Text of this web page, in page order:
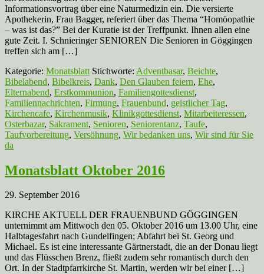
Informationsvortrag über eine Naturmedizin ein. Die versierte
Apothekerin, Frau Bagger, referiert über das Thema “Homöopathie
– was ist das?” Bei der Kuratie ist der Treffpunkt. Ihnen allen eine
gute Zeit. I. Schnieringer SENIOREN Die Senioren in Göggingen
treffen sich am […]
Kategorie: Monatsblatt Stichworte: Adventbasar, Beichte,
Bibelabend, Bibelkreis, Dank, Den Glauben feiern, Ehe,
Elternabend, Erstkommunion, Familiengottesdienst,
Familiennachrichten, Firmung, Frauenbund, geistlicher Tag,
Kirchencafe, Kirchenmusik, Klinikgottesdienst, Mitarbeiteressen,
Osterbazar, Sakrament, Senioren, Seniorentanz, Taufe,
Taufvorbereitung, Versöhnung, Wir bedanken uns, Wir sind für Sie
da
Monatsblatt Oktober 2016
29. September 2016
KIRCHE AKTUELL DER FRAUENBUND GÖGGINGEN
unternimmt am Mittwoch den 05. Oktober 2016 um 13.00 Uhr, eine
Halbtagesfahrt nach Gundelfingen; Abfahrt bei St. Georg und
Michael. Es ist eine interessante Gärtnerstadt, die an der Donau liegt
und das Flüsschen Brenz, fließt zudem sehr romantisch durch den
Ort. In der Stadtpfarrkirche St. Martin, werden wir bei einer […]